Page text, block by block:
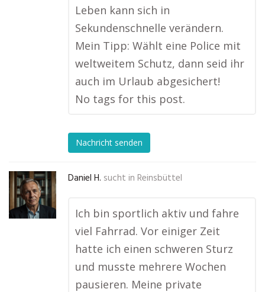
Leben kann sich in
Sekundenschnelle verändern.
Mein Tipp: Wählt eine Police mit
weltweitem Schutz, dann seid ihr
auch im Urlaub abgesichert!
No tags for this post.
Nachricht senden
Daniel H. sucht in Reinsbüttel
Ich bin sportlich aktiv und fahre
viel Fahrrad. Vor einiger Zeit
hatte ich einen schweren Sturz
und musste mehrere Wochen
pausieren. Meine private